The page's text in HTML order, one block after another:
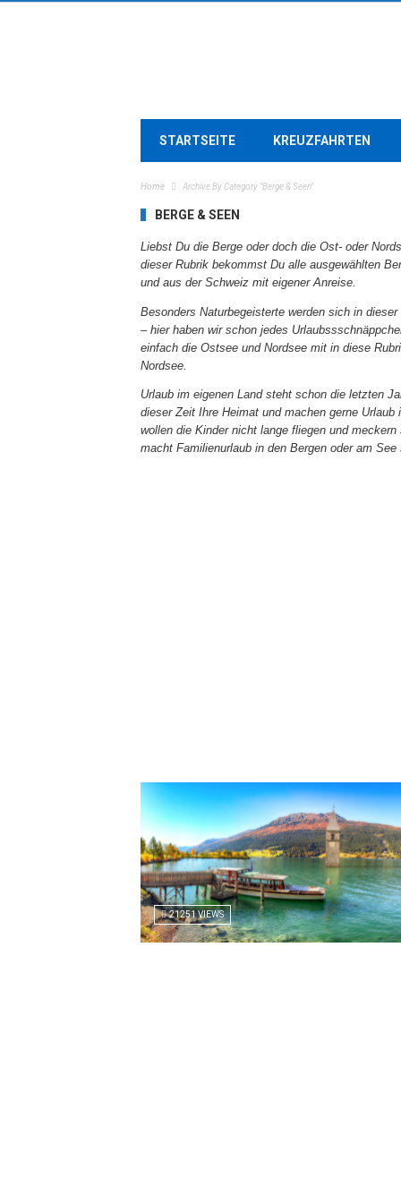
STARTSEITE KREUZFAHRTEN
Home Archive By Category "Berge & Seen"
BERGE & SEEN
Liebst Du die Berge oder doch die Ost- oder
dieser Rubrik bekommst Du alle ausgewählten
und aus der Schweiz mit eigener Anreise.
Besonders Naturbegeisterte werden sich in
– hier haben wir schon jedes
einfach die Ostsee und Nordsee mit in diese
Nordsee.
Urlaub im eigenen Land steht schon die letzten
dieser Zeit Ihre Heimat und machen gerne
wollen die Kinder nicht lange fliegen und
macht Familienurlaub in den Bergen oder am See
21251 VIEWS